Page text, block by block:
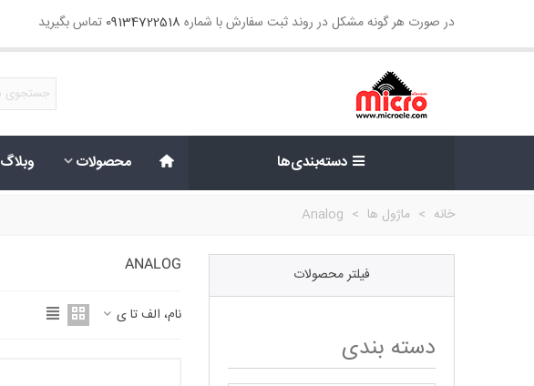
در صورت هر گونه مشکل در روند ثبت سفارش با شماره 09134722518 تماس بگیرید
دسته‌بندی‌ها محصولات وبلاگ
خانه > ماژول ها >
Analog
فیلتر محصولات
دسته بندی
ANALOG
نام، الف تا ی